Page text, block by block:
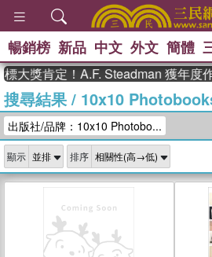
熱搜： 東野
、 The
繡
李登輝時代
、
群喵 、 臺
暢銷榜 新品 中文 外文 簡體
大獎肯定！A.F. Steadman 獲年度
搜尋結果/ 10x10
出版社/品牌：10x10 Photobo...
顯示 排序